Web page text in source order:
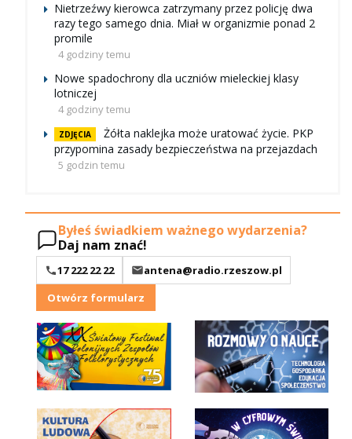
Nietrzeźwy kierowca zatrzymany przez policję dwa
razy tego samego dnia. Miał w organizmie ponad 2
promile
4 godziny temu
Nowe spadochrony dla uczniów mieleckiej klasy
lotniczej
4 godziny temu
ZDJĘCIA
Żółta naklejka może uratować życie. PKP
przypomina zasady bezpieczeństwa na przejazdach
5 godzin temu
Byłeś świadkiem ważnego wydarzenia?
Daj nam znać!
17 222 22 22
antena@radio.rzeszow.pl
Otwórz formularz